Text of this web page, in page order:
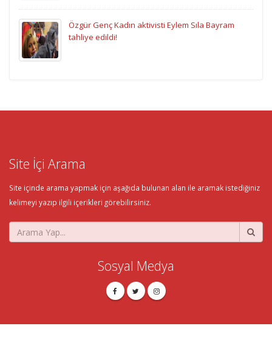
Özgür Genç Kadın aktivisti Eylem Sıla Bayram
tahliye edildi!
Site İçi Arama
Site içinde arama yapmak için aşağıda bulunan alan ile aramak istediğiniz
kelimeyi yazıp ilgili içerikleri görebilirsiniz.
Sosyal Medya